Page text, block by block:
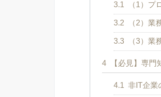
3.1 （1）プ
3.2 （2）業
3.3 （3）業
4 【必見】専門
4.1 非IT企業